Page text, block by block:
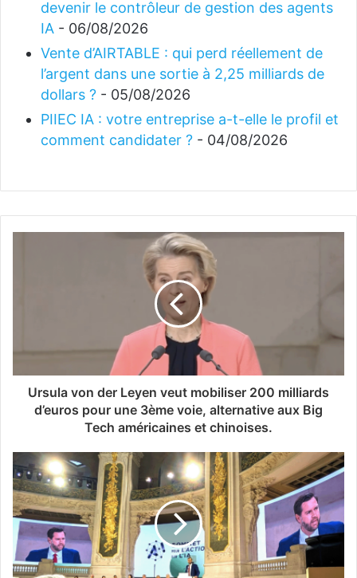
devenir le contrôleur de gestion des agents
IA - 06/08/2026
Vente d’AIRTABLE : qui perd réellement de
l’argent dans une sortie à 2,25 milliards de
dollars ? - 05/08/2026
PIIEC IA : votre entreprise a-t-elle le profil et
comment candidater ? - 04/08/2026
Ursula von der Leyen veut mobiliser 200 milliards
d’euros pour une 3ème voie, alternative aux Big
Tech américaines et chinoises.